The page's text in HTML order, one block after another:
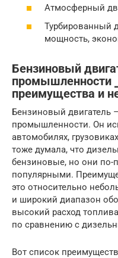
Атмосферный
Турбированный
мощность,
Бензиновый
промышленности
преимущества и
Бензиновый двигатель
промышленности. Он
автомобилях,
тоже думала, что
бензиновые, но они по-
популярными.
это относительно
и широкий диапазон
высокий расход
по сравнению с
Вот список